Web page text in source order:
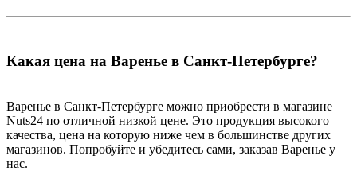
Какая цена на Варенье в Санкт-Петербурге?
Варенье в Санкт-Петербурге можно приобрести в магазине
Nuts24 по отличной низкой цене. Это продукция высокого
качества, цена на которую ниже чем в большинстве других
магазинов. Попробуйте и убедитесь сами, заказав Варенье у
нас.